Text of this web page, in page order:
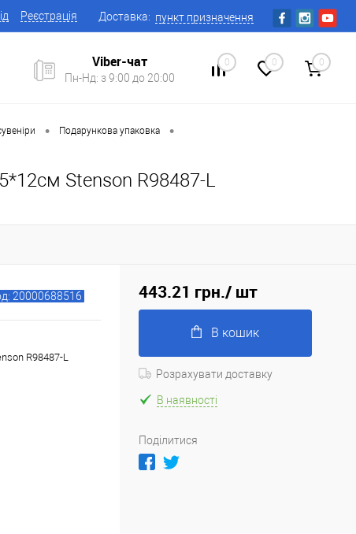
Реєстрація Доставка: пункт призначення
Viber-чат
Пн-Нд: з 9:00 до 20:00
0 0 0
• Подарункова упаковка •
Stenson R98487-L
20000688516
R98487-L
443.21 грн./ шт
В кошик
Розрахувати доставку
В наявності
Поділитися